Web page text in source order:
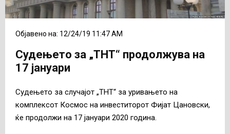
Објавено на: 12/24/19 11:47 AM
Судењето за „ТНТ“ продолжува на
17 јануари
Судењето за случајот „ТНТ“ за уривањето на
комплексот Космос на инвеститорот Фијат Цановски,
ќе продолжи на 17 јануари 2020 година.